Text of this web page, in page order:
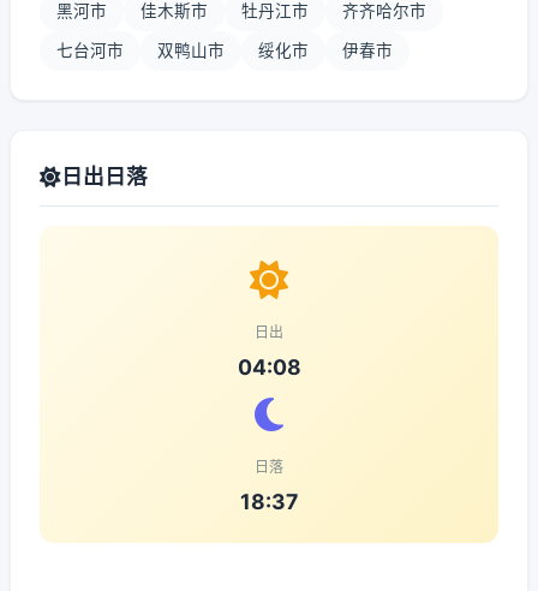
黑河市 佳木斯市 牡丹江市 齐齐哈尔市
七台河市 双鸭山市 绥化市 伊春市
日出日落
日出
04:08
日落
18:37